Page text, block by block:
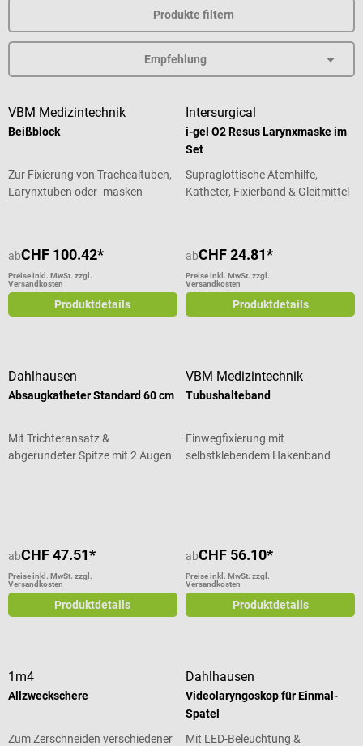
Produkte filtern
VBM Medizintechnik
Beißblock
Zur Fixierung von Trachealtuben,
Larynxtuben oder -masken
abCHF 100.42*
Preise inkl. MwSt. zzgl.
Versandkosten
Produktdetails
Intersurgical
i-gel O2 Resus Larynxmaske im
Set
Supraglottische Atemhilfe,
Katheter, Fixierband & Gleitmittel
abCHF 24.81*
Preise inkl. MwSt. zzgl.
Versandkosten
Produktdetails
Dahlhausen
Absaugkatheter Standard 60 cm
Mit Trichteransatz &
abgerundeter Spitze mit 2 Augen
abCHF 47.51*
Preise inkl. MwSt. zzgl.
Versandkosten
Produktdetails
VBM Medizintechnik
Tubushalteband
Einwegfixierung mit
selbstklebendem Hakenband
abCHF 56.10*
Preise inkl. MwSt. zzgl.
Versandkosten
Produktdetails
1m4
Allzweckschere
Zum Zerschneiden verschiedener
Dahlhausen
Videolaryngoskop für Einmal-
Spatel
Mit LED-Beleuchtung &